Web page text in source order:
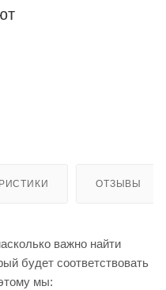
ОТЗЫВЫ
важно найти
будет соответствовать
мы: